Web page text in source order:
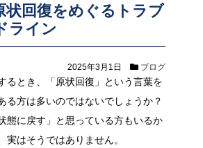
状回復をめぐるトラブ
ライン
2025年3月1日 ブログ
るとき、「原状回復」という言葉を
る方は多いのではないでしょうか？
態に戻す」と思っている方もいるか
実はそうではありません。